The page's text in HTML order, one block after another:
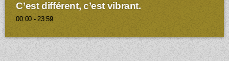
C’est différent, c’est vibrant.
00:00 - 23:59